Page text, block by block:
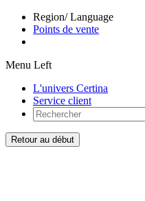
Region/ Language
Points de vente
Menu Left
L'univers Certina
Service client
Retour au début